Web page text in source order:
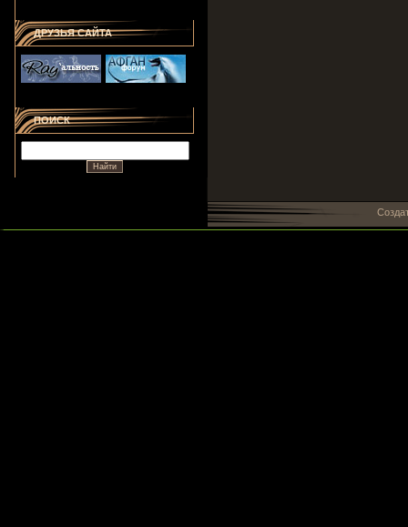
ДРУЗЬЯ САЙТА
ПОИСК